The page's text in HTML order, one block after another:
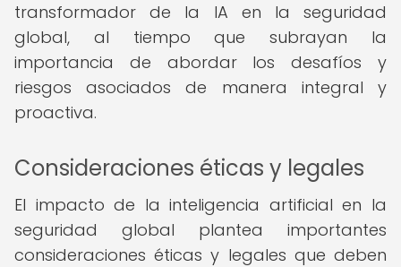
transformador de la IA en la seguridad
global, al tiempo que subrayan la
importancia de abordar los desafíos y
riesgos asociados de manera integral y
proactiva.
Consideraciones éticas y legales
El impacto de la inteligencia artificial en la
seguridad global plantea importantes
consideraciones éticas y legales que deben